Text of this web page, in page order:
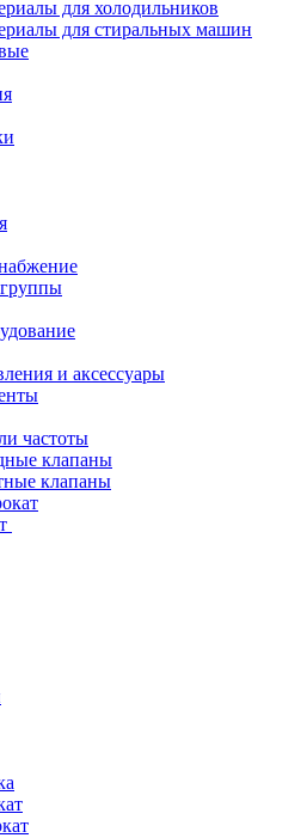
для холодильников
для стиральных машин
и аксессуары
частоты
клапаны
клапаны